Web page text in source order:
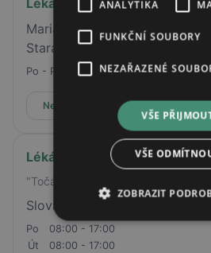
Lékárna U Sv. Václava
Mariánské náměstí 1344
Stará Boleslav
Po - Pá 07:30 - 17:30
Nepřijímá online rezervace
Lékárna Nemocnice Šumperk
"Točák"
Slovanská 281/22, 787 01
Po
08:00 - 17:00
Út
08:00 - 17:00
ANALYTIKA
FUNKČNÍ SOUBORY
NEZAŘAZENÉ
VŠE
VŠE
ZOBRAZIT